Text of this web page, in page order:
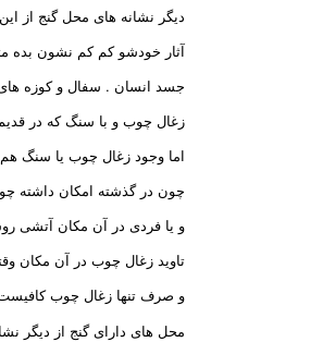
دیگر نشانه های محل گنج از
آثار خودشو کم کم نشون بده
جسد انسان . سفال و کوزه
زغال چوب و با سنگ که در
اما وجود زغال چوب یا سنگ هم
چون در گذشته امکان داشته
و یا فردی در آن مکان آتشی
تاوید زغال چوب در آن مکان
و صرف تنها زغال چوب
محل های دارای گنج از دیگر